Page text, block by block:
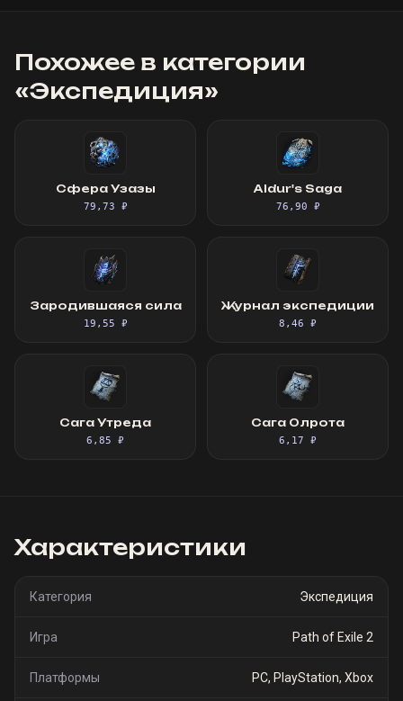
Похожее в категории
«Экспедиция»
Сфера Узазы
79,73 ₽
Aldur's Saga
76,90 ₽
Зародившаяся сила
19,55 ₽
Журнал экспедиции
8,46 ₽
Сага Утреда
6,85 ₽
Сага Олрота
6,17 ₽
Характеристики
Категория Экспедиция
Игра Path of Exile 2
Платформы PC, PlayStation, Xbox